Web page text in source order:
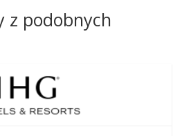
z podobnych